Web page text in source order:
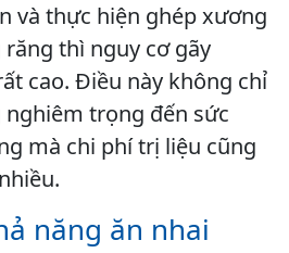
và thực hiện ghép xương
thì nguy cơ gãy
cao. Điều này không chỉ
trọng đến sức
mà chi phí trị liệu cũng
năng ăn nhai